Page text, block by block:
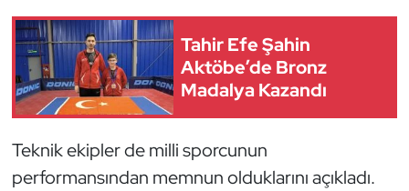
Tahir Efe Şahin
Aktöbe’de Bronz
Madalya Kazandı
Teknik ekipler de milli sporcunun
performansından memnun olduklarını açıkladı.
Kürek
Masa Tenisi
Motor Sporları